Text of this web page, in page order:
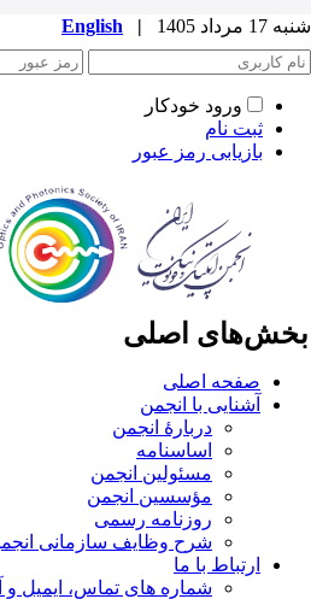
مرداد 1405 |
English
ورود خودکار
ثبت نام
بازیابی رمز عبور
اصلی
صفحه اصلی
آشنایی با انجمن
دربارۀ انجمن
اساسنامه
مسئولین انجمن
مؤسسین انجمن
روزنامه رسمی
شرح وظایف سازمانی انجمن
ارتباط با ما
شماره های تماس، ایمیل و